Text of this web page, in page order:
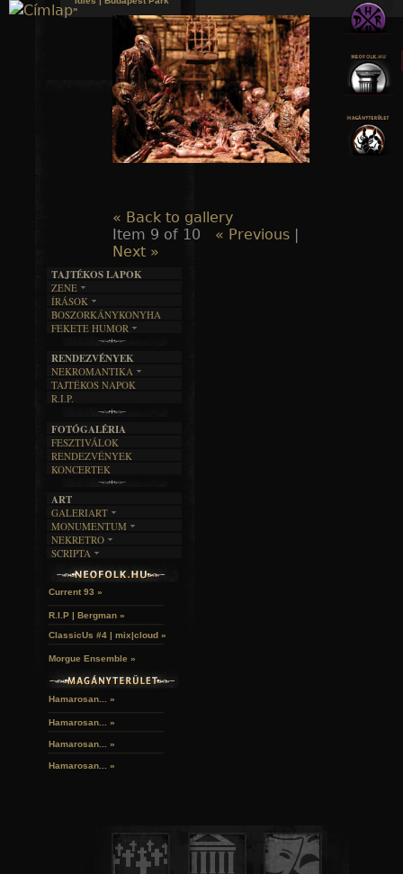
Jump to navigation
« Back to gallery
Item 9 of 10
« Previous
Next »
TAJTÉKOS LAPOK
ZENE
EGYÜTTESEK
INTERJÚK
FORDÍTÁSOK
DALSZÖVEGEK
ÍRÁSOK
IRODALOM
FILM
MŰVÉSZET
ÍRÁSTÖRTÉNET
BOSZORKÁNYKONYHA
FEKETE HUMOR
SZÖVEGES
RENDEZVÉNYEK
NEKROMANTIKA
AKTUÁLIS
A MÚLT
TAJTÉKOS NAPOK
R.I.P.
FOTÓGALÉRIA
FESZTIVÁLOK
RENDEZVÉNYEK
KONCERTEK
ART
GALERIART
ARTGALERI
KÉPREGÉNYEK
LAKÁSKULTS
MONUMENTUM
TEMETŐK
TEMPLOMOK
VÁRAK
HELYEK
NEKRETRO
SZUBKULT
FEKETE LYUK
RELIKVIÁK
SCRIPTA
NOVELLÁK
»
Current 93 »
R.I.P | Bergman »
ClassicUs #4 | mix|cloud »
Morgue Ensemble »
Hamarosan... »
Hamarosan... »
Hamarosan... »
Hamarosan... »